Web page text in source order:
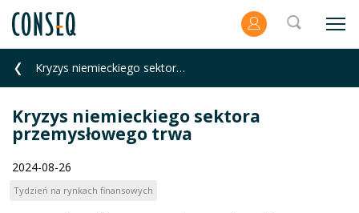
Kryzys niemieckiego sektora przemysłowego trwa
Kryzys niemieckiego sektora
przemysłowego trwa
2024-08-26
Tydzień na rynkach finansowych